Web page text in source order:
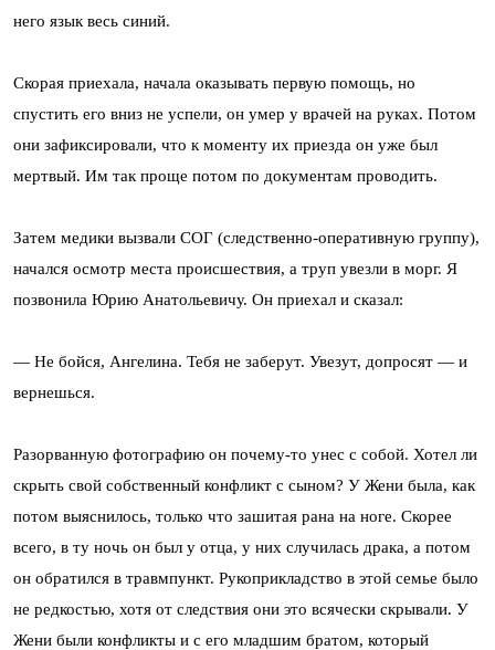
него язык весь синий.
Скорая приехала, начала оказывать первую помощь, но
спустить его вниз не успели, он умер у врачей на руках. Потом
они зафиксировали, что к моменту их приезда он уже был
мертвый. Им так проще потом по документам проводить.
Затем медики вызвали СОГ (следственно-оперативную группу),
начался осмотр места происшествия, а труп увезли в морг. Я
позвонила Юрию Анатольевичу. Он приехал и сказал:
— Не бойся, Ангелина. Тебя не заберут. Увезут, допросят — и
вернешься.
Разорванную фотографию он почему-то унес с собой. Хотел ли
скрыть свой собственный конфликт с сыном? У Жени была, как
потом выяснилось, только что зашитая рана на ноге. Скорее
всего, в ту ночь он был у отца, у них случилась драка, а потом
он обратился в травмпункт. Рукоприкладство в этой семье было
не редкостью, хотя от следствия они это всячески скрывали. У
Жени были конфликты и с его младшим братом, который